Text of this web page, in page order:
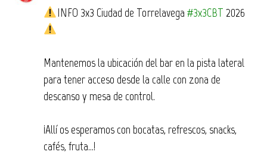
INFO 3x3 Ciudad de Torrelavega#3x3CBT 2026
Mantenemos la ubicación del bar en la pista lateral
para tener acceso desde la calle con zona de
descanso y mesa de control.
¡Allí os esperamos con bocatas, refrescos, snacks,
cafés, fruta…!